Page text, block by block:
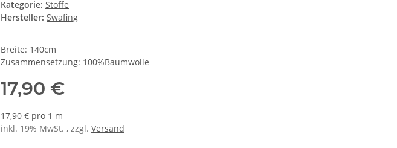
Kategorie: Stoffe
Hersteller: Swafing
Breite: 140cm
Zusammensetzung: 100%Baumwolle
17,90 €
17,90 € pro 1 m
inkl. 19% MwSt. , zzgl. Versand